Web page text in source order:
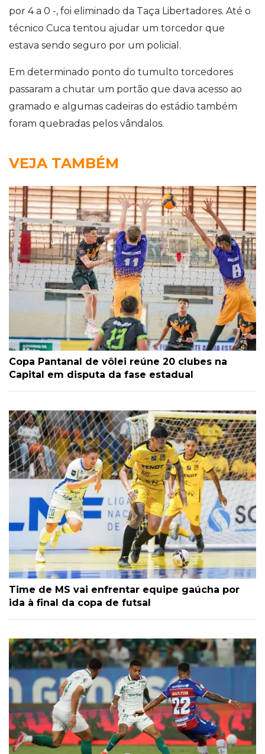
por 4 a 0 -, foi eliminado da Taça Libertadores. Até o
técnico Cuca tentou ajudar um torcedor que
estava sendo seguro por um policial.
Em determinado ponto do tumulto torcedores
passaram a chutar um portão que dava acesso ao
gramado e algumas cadeiras do estádio também
foram quebradas pelos vândalos.
VEJA TAMBÉM
Copa Pantanal de vôlei reúne 20 clubes na
Capital em disputa da fase estadual
Time de MS vai enfrentar equipe gaúcha por
ida à final da copa de futsal